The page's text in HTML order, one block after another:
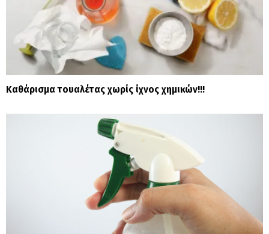
Καθάρισμα τουαλέτας χωρίς ίχνος χημικών!!!